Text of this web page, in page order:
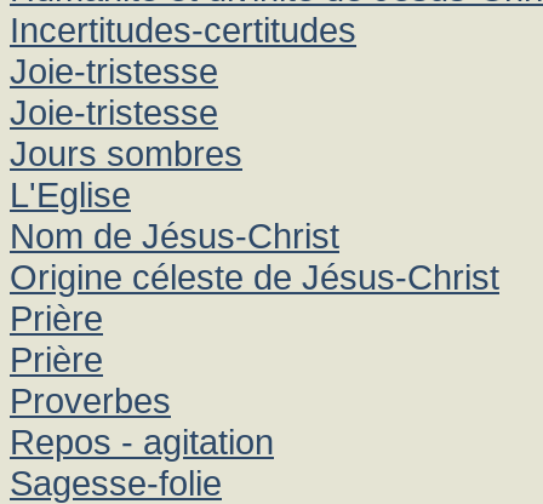
Incertitudes-certitudes
Joie-tristesse
Joie-tristesse
Jours sombres
L'Eglise
Nom de Jésus-Christ
Origine céleste de Jésus-Christ
Prière
Prière
Proverbes
Repos - agitation
Sagesse-folie